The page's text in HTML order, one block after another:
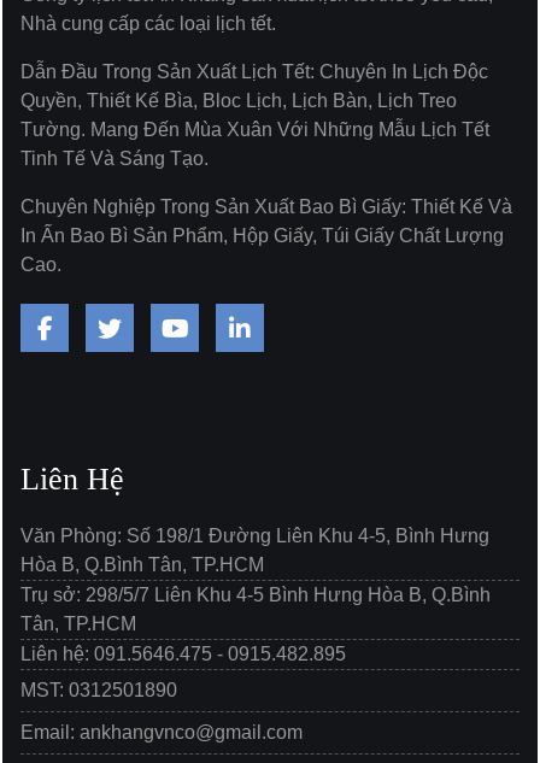
Nhà cung cấp các loại lịch tết.
Dẫn Đầu Trong Sản Xuất Lịch Tết: Chuyên In Lịch Độc
Quyền, Thiết Kế Bìa, Bloc Lịch, Lịch Bàn, Lịch Treo
Tường. Mang Đến Mùa Xuân Với Những Mẫu Lịch Tết
Tinh Tế Và Sáng Tạo.
Chuyên Nghiệp Trong Sản Xuất Bao Bì Giấy: Thiết Kế Và
In Ấn Bao Bì Sản Phẩm, Hộp Giấy, Túi Giấy Chất Lượng
Cao.
Liên Hệ
Văn Phòng: Số 198/1 Đường Liên Khu 4-5, Bình Hưng
Hòa B, Q.Bình Tân, TP.HCM
Trụ sở: 298/5/7 Liên Khu 4-5 Bình Hưng Hòa B, Q.Bình
Tân, TP.HCM
Liên hệ: 091.5646.475 - 0915.482.895
MST: 0312501890
Email: ankhangvnco@gmail.com